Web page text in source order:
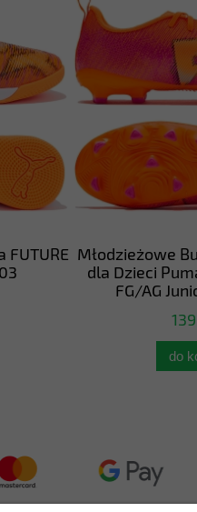
Młodzieżowe
dla Dzieci
FG/AG
do